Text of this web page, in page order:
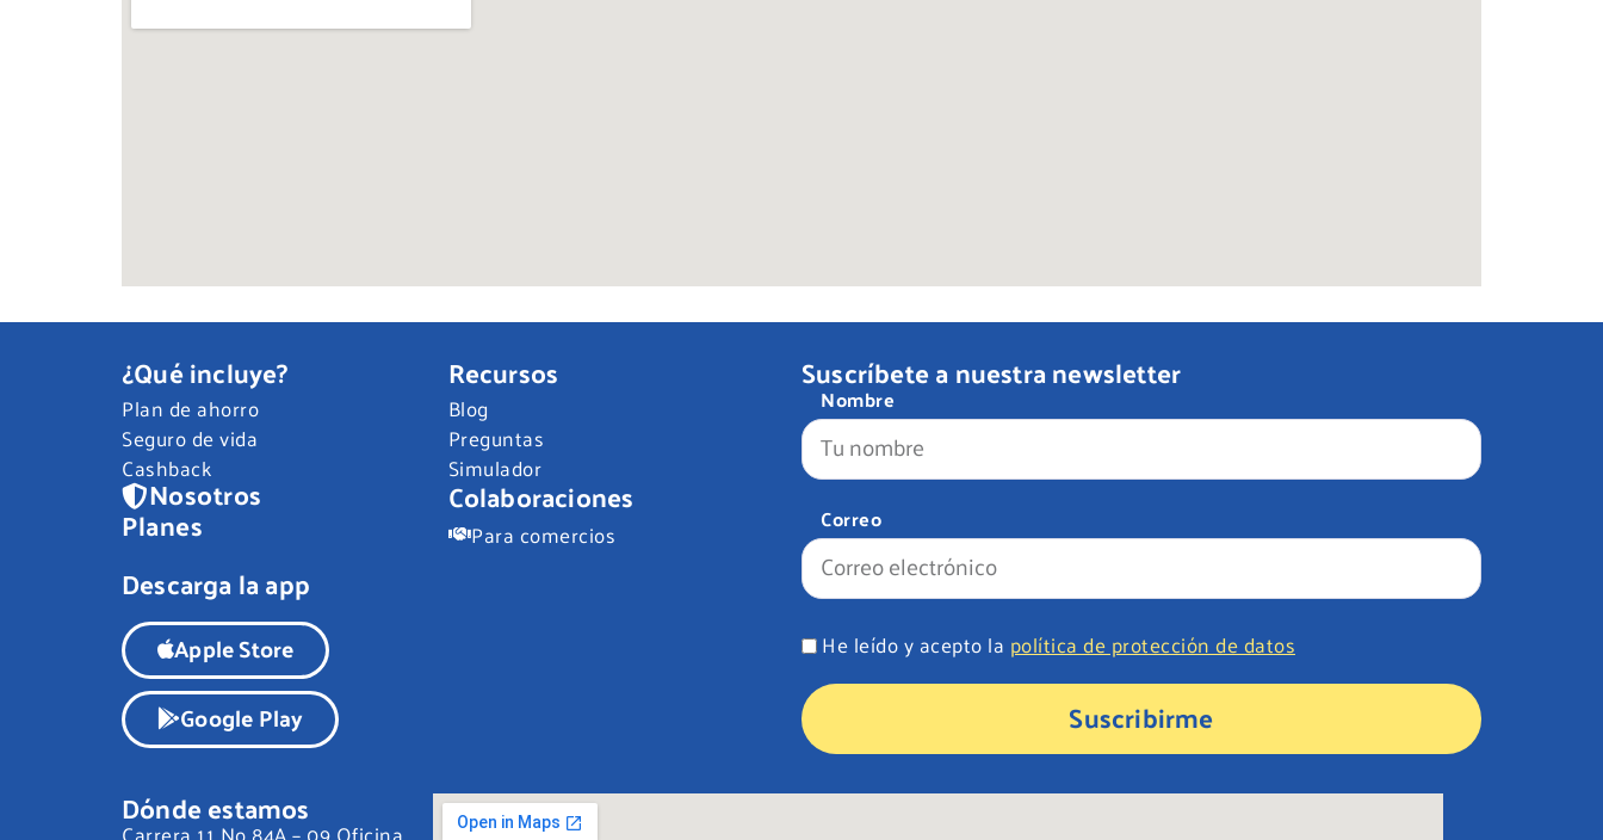
¿Qué incluye?
Plan de ahorro
Seguro de vida
Cashback
Nosotros
Planes
Recursos
Blog
Preguntas
Simulador
Colaboraciones
Para comercios
Descarga la app
Apple Store
Google Play
Suscríbete a nuestra newsletter
Nombre
Correo
He leído y acepto la política de protección de datos
Suscribirme
Dónde estamos